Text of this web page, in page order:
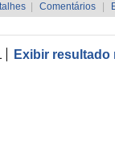
Comentários
Exibir resultado